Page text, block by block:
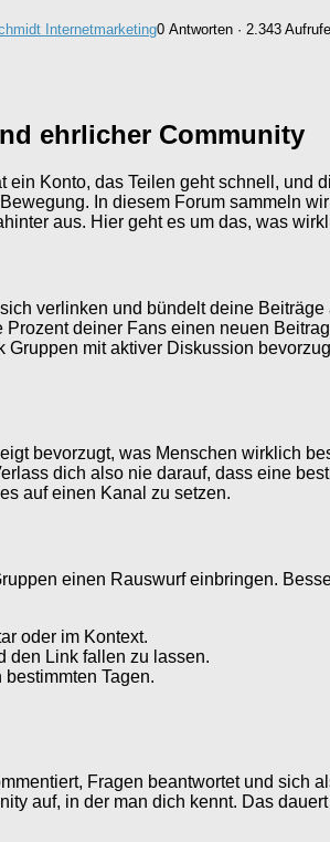
Internetmarketing0 Antworten · 2.343 Aufrufe
ehrlicher Community
Konto, das Teilen geht schnell,
In diesem Forum sammeln
aus. Hier geht es um das, was
verlinken und bündelt deine
deiner Fans einen neuen
mit aktiver Diskussion
bevorzugt, was Menschen wirklich
dich also nie darauf, dass eine
auf einen Kanal zu setzen.
einen Rauswurf einbringen.
oder im Kontext.
den Link fallen zu lassen.
Tagen.
Fragen beantwortet und sich
auf, in der man dich kennt. Das